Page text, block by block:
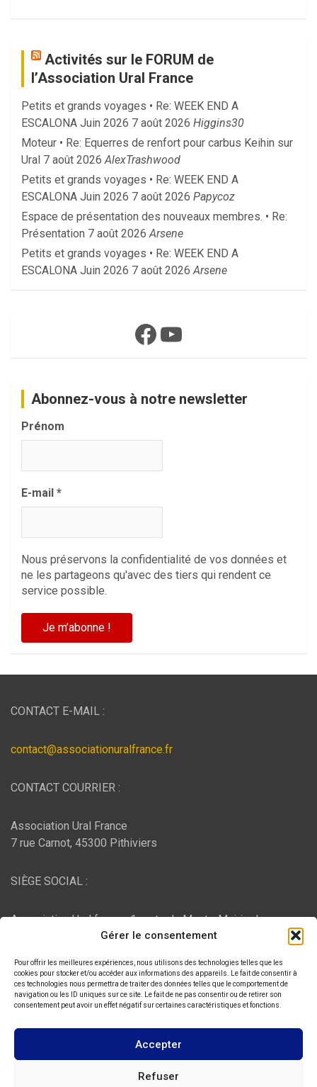
Gérer le consentement
Pour offrir les meilleures expériences, nous utilisons des technologies telles que les
cookies pour stocker et/ou accéder aux informations des appareils. Le fait de consentir à
ces technologies nous permettra de traiter des données telles que le comportement de
navigation ou les ID uniques sur ce site. Le fait de ne pas consentir ou de retirer son
consentement peut avoir un effet négatif sur certaines caractéristiques et fonctions.
Accepter
Refuser
Activités sur le FORUM de
l’Association Ural France
Petits et grands voyages • Re: WEEK END A
ESCALONA Juin 2026 7 août 2026 Higgins30
Moteur • Re: Equerres de renfort pour carbus Keihin sur
Ural 7 août 2026 AlexTrashwood
Petits et grands voyages • Re: WEEK END A
ESCALONA Juin 2026 7 août 2026 Papycoz
Espace de présentation des nouveaux membres. • Re:
Présentation 7 août 2026 Arsene
Petits et grands voyages • Re: WEEK END A
ESCALONA Juin 2026 7 août 2026 Arsene
Facebook
YouTube
Abonnez-vous à notre newsletter
Prénom
E-mail *
Nous préservons la confidentialité de vos données et
ne les partageons qu'avec des tiers qui rendent ce
service possible.
CONTACT E-MAIL :
contact@associationuralfrance.fr
CONTACT COURRIER :
Association Ural France
7 rue Carnot, 45300 Pithiviers
SIÈGE SOCIAL :
Association Ural france, 1 route du Mont - Mairie de
Bujaleuf, 87460 Bujaleuf
HÉBERGEMENT :
, Chemin des Pardiaux, 63000 Clermont-Ferrand
ASSOCIATION URAL FRANCE